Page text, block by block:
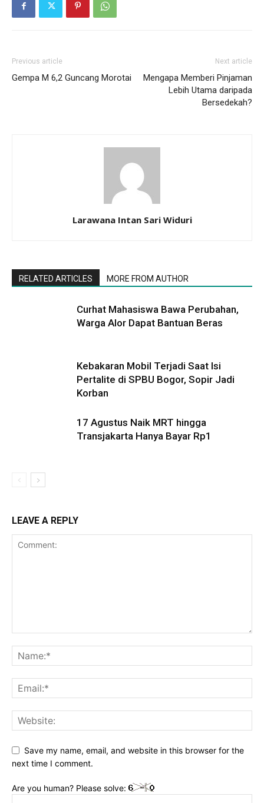
Previous article
Gempa M 6,2 Guncang Morotai
Next article
Mengapa Memberi Pinjaman
Lebih Utama daripada
Bersedekah?
Larawana Intan Sari Widuri
RELATED ARTICLES MORE FROM AUTHOR
Curhat Mahasiswa Bawa Perubahan,
Warga Alor Dapat Bantuan Beras
Kebakaran Mobil Terjadi Saat Isi
Pertalite di SPBU Bogor, Sopir Jadi
Korban
17 Agustus Naik MRT hingga
Transjakarta Hanya Bayar Rp1
LEAVE A REPLY
Save my name, email, and website in this browser for the
next time I comment.
Are you human? Please solve: